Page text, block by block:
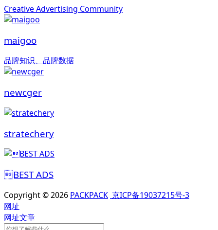
Creative Advertising Community
maigoo
品牌知识、品牌数据
newcger
stratechery
BEST ADS
Copyright © 2026 PACKPACK 京ICP备19037215号-3
网址
网址文章